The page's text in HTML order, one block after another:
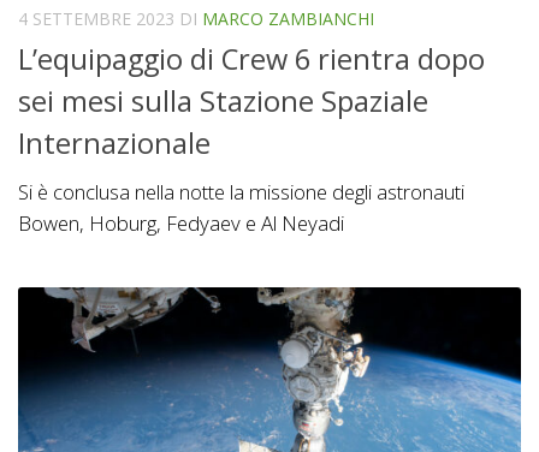
4 SETTEMBRE 2023 DI MARCO ZAMBIANCHI
L’equipaggio di Crew 6 rientra dopo
sei mesi sulla Stazione Spaziale
Internazionale
Si è conclusa nella notte la missione degli astronauti
Bowen, Hoburg, Fedyaev e Al Neyadi